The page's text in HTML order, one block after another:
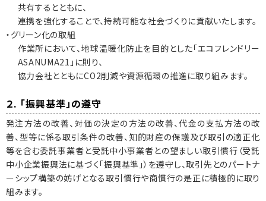
共有するとともに、
連携を強化することで、持続可能な社会づくりに貢献いたします。
・グリーン化の取組
作業所において、地球温暖化防止を目的とした「エコフレンドリー
ASANUMA21」に則り、
協力会社とともにCO2削減や資源循環の推進に取り組みます。
２. 「振興基準」の遵守
発注方法の改善、対価の決定の方法の改善、代金の支払方法の改
善、型等に係る取引条件の改善、知的財産の保護及び取引の適正化
等を含む委託事業者と受託中小事業者との望ましい取引慣行（受託
中小企業振興法に基づく「振興基準」）を遵守し、取引先とのパートナ
ーシップ構築の妨げとなる取引慣行や商慣行の是正に積極的に取り
組みます。